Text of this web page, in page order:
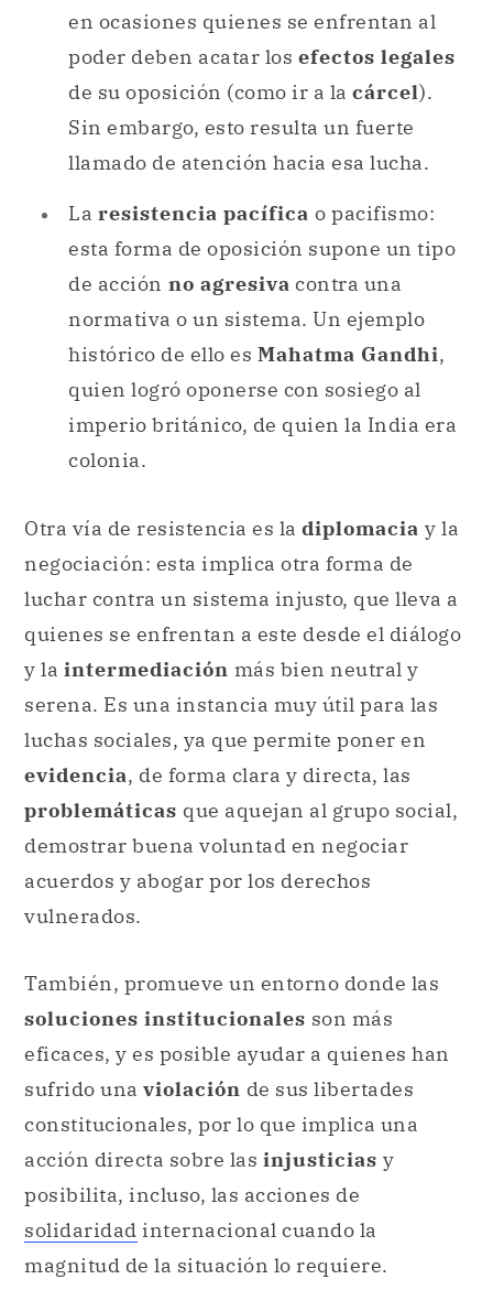
en ocasiones quienes se enfrentan al
poder deben acatar los efectos legales
de su oposición (como ir a la cárcel).
Sin embargo, esto resulta un fuerte
llamado de atención hacia esa lucha.
La resistencia pacífica o pacifismo:
esta forma de oposición supone un tipo
de acción no agresiva contra una
normativa o un sistema. Un ejemplo
histórico de ello es Mahatma Gandhi,
quien logró oponerse con sosiego al
imperio británico, de quien la India era
colonia.
Otra vía de resistencia es la diplomacia y la
negociación: esta implica otra forma de
luchar contra un sistema injusto, que lleva a
quienes se enfrentan a este desde el diálogo
y la intermediación más bien neutral y
serena. Es una instancia muy útil para las
luchas sociales, ya que permite poner en
evidencia, de forma clara y directa, las
problemáticas que aquejan al grupo social,
demostrar buena voluntad en negociar
acuerdos y abogar por los derechos
vulnerados.
También, promueve un entorno donde las
soluciones institucionales son más
eficaces, y es posible ayudar a quienes han
sufrido una violación de sus libertades
constitucionales, por lo que implica una
acción directa sobre las injusticias y
posibilita, incluso, las acciones de
solidaridad internacional cuando la
magnitud de la situación lo requiere.